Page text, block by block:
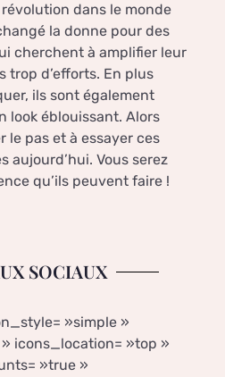
dans le monde
la donne pour des
cherchent à amplifier leur
trop d’efforts. En plus
ils sont également
look éblouissant. Alors
le pas et à essayer ces
aujourd’hui. Vous serez
qu’ils peuvent faire !
SOCIAUX
»simple »
icons_location= »top »
»true »